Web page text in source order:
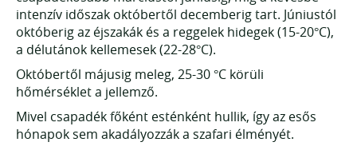
intenzív időszak októbertől decemberig tart. Júniustól
októberig az éjszakák és a reggelek hidegek (15-20°C),
a délutánok kellemesek (22-28°C).
Októbertől májusig meleg, 25-30 °C körüli
hőmérséklet a jellemző.
Mivel csapadék főként esténként hullik, így az esős
hónapok sem akadályozzák a szafari élményét.